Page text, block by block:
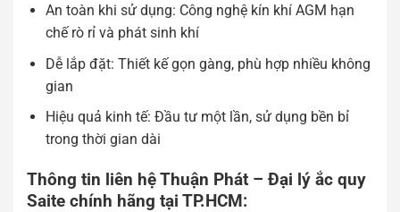
An toàn khi sử dụng: Công nghệ kín khí AGM hạn
chế rò rỉ và phát sinh khí
Dễ lắp đặt: Thiết kế gọn gàng, phù hợp nhiều không
gian
Hiệu quả kinh tế: Đầu tư một lần, sử dụng bền bỉ
trong thời gian dài
Thông tin liên hệ Thuận Phát – Đại lý ắc quy
Saite chính hãng tại TP.HCM: